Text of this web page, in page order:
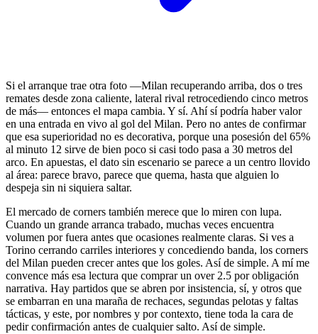
Si el arranque trae otra foto —Milan recuperando arriba, dos o tres
remates desde zona caliente, lateral rival retrocediendo cinco metros
de más— entonces el mapa cambia. Y sí. Ahí sí podría haber valor
en una entrada en vivo al gol del Milan. Pero no antes de confirmar
que esa superioridad no es decorativa, porque una posesión del 65%
al minuto 12 sirve de bien poco si casi todo pasa a 30 metros del
arco. En apuestas, el dato sin escenario se parece a un centro llovido
al área: parece bravo, parece que quema, hasta que alguien lo
despeja sin ni siquiera saltar.
El mercado de corners también merece que lo miren con lupa.
Cuando un grande arranca trabado, muchas veces encuentra
volumen por fuera antes que ocasiones realmente claras. Si ves a
Torino cerrando carriles interiores y concediendo banda, los corners
del Milan pueden crecer antes que los goles. Así de simple. A mí me
convence más esa lectura que comprar un over 2.5 por obligación
narrativa. Hay partidos que se abren por insistencia, sí, y otros que
se embarran en una maraña de rechaces, segundas pelotas y faltas
tácticas, y este, por nombres y por contexto, tiene toda la cara de
pedir confirmación antes de cualquier salto. Así de simple.